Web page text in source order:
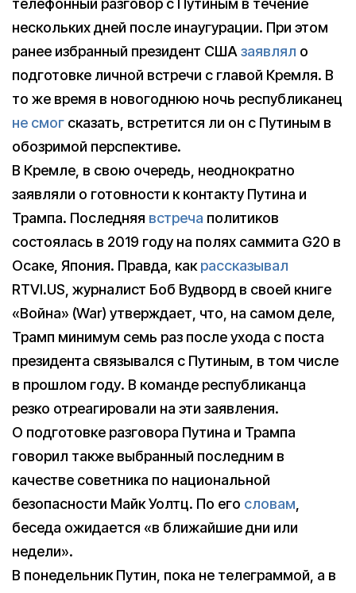
телефонный разговор с Путиным в течение
нескольких дней после инаугурации. При этом
ранее избранный президент СШАзаявлял о
подготовке личной встречи с главой Кремля. В
то же время в новогоднюю ночь республиканец
не смог сказать, встретится ли он с Путиным в
обозримой перспективе.
В Кремле, в свою очередь, неоднократно
заявляли о готовности к контакту Путина и
Трампа. Последняя встреча политиков
состоялась в 2019 году на полях саммита G20 в
Осаке, Япония. Правда, какрассказывал
RTVI.US, журналист Боб Вудворд в своей книге
«Война» (War) утверждает, что, на самом деле,
Трамп минимум семь раз после ухода с поста
президента связывался с Путиным, в том числе
в прошлом году. В команде республиканца
резко отреагировали на эти заявления.
О подготовке разговора Путина и Трампа
говорил также выбранный последним в
качестве советника по национальной
безопасности Майк Уолтц. По его словам,
беседа ожидается «в ближайшие дни или
недели».
В понедельник Путин, пока не телеграммой, а в